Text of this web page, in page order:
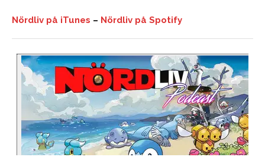
Nördliv på iTunes – Nördliv på Spotify